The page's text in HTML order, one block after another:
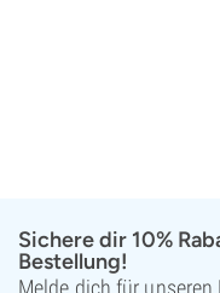
Sichere dir 10%
Bestellung!
Melde dich für